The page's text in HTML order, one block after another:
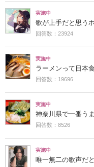
実施中
歌が上手だと思う
回答数：23924
実施中
ラーメンって日本
回答数：19696
実施中
神奈川県で一番う
回答数：8526
実施中
唯一無二の歌声だ